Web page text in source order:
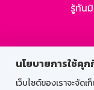
นโยบายการใช้คุ
เว็บไซต์ของเราจะจัด
รู้ทัน